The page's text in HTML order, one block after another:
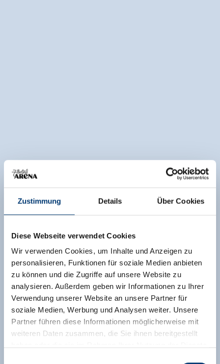
Zustimmung Details Über Cookies
Diese Webseite verwendet Cookies
Wir verwenden Cookies, um Inhalte und Anzeigen zu
personalisieren, Funktionen für soziale Medien anbieten
zu können und die Zugriffe auf unsere Website zu
analysieren. Außerdem geben wir Informationen zu Ihrer
Verwendung unserer Website an unsere Partner für
soziale Medien, Werbung und Analysen weiter. Unsere
Partner führen diese Informationen möglicherweise mit
weiteren Daten zusammen, die Sie ihnen bereitgestellt